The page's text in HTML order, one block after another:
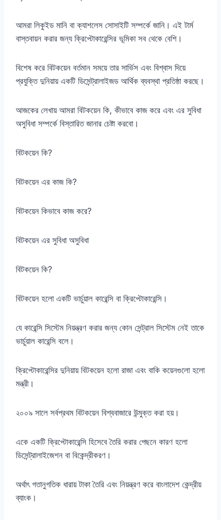
আমরা লিকুইড মানি বা ক্যাশলেস সোসাইটি সম্পর্কে জানি। এই টার্ম
বাস্তবায়ন করার জন্য ক্রিপ্টোকারেন্সির ভূমিকা সব থেকে বেশি।
বিশেষ করে বিটকয়েন বর্তমান সময়ে তার সার্ভিস এবং বিশ্বাস দিয়ে
প্রযুক্তি দুনিয়ায় একটি ডিসেন্ট্রালাইজড আর্থিক ব্যবস্থা প্রতিষ্ঠা করছে।
আজকের লেখায় আমরা বিটকয়েন কি, কীভাবে কাজ করে এবং এর সুবিধা
অসুবিধা সম্পর্কে বিস্তারিত জানার চেষ্টা করবো।
বিটকয়েন কি?
বিটকয়েন এর কাজ কি?
বিটকয়েন কিভাবে কাজ করে?
বিটকয়েন এর সুবিধা অসুবিধা
বিটকয়েন কি?
বিটকয়েন হলো একটি ভার্চুয়াল কারেন্সি বা ক্রিপ্টোকারেন্সি।
যে কারেন্সি সিস্টেম নিয়ন্ত্রণ করার জন্য কোন সেন্ট্রাল সিস্টেম নেই তাকে
ভার্চুয়াল কারেন্সি বলে।
ক্রিপ্টোকারেন্সির দুনিয়ায় বিটকয়েন হলো রাজা এবং বাকি কয়েনগুলো হলো
মন্ত্রী।
২০০৯ সালে সর্বপ্রথম বিটকয়েন বিশ্ববাজারে উন্মুক্ত করা হয়।
একে একটি ক্রিপ্টোকারেন্সি হিসেবে তৈরি করার পেছনে কারণ হলো
ডিসেন্ট্রালাইজেশন বা বিকেন্দ্রীকরণ।
অর্থাৎ গতানুগতিক ধারায় টাকা তৈরি এবং নিয়ন্ত্রণ করে বাংলাদেশ কেন্দ্রীয়
ব্যাংক।